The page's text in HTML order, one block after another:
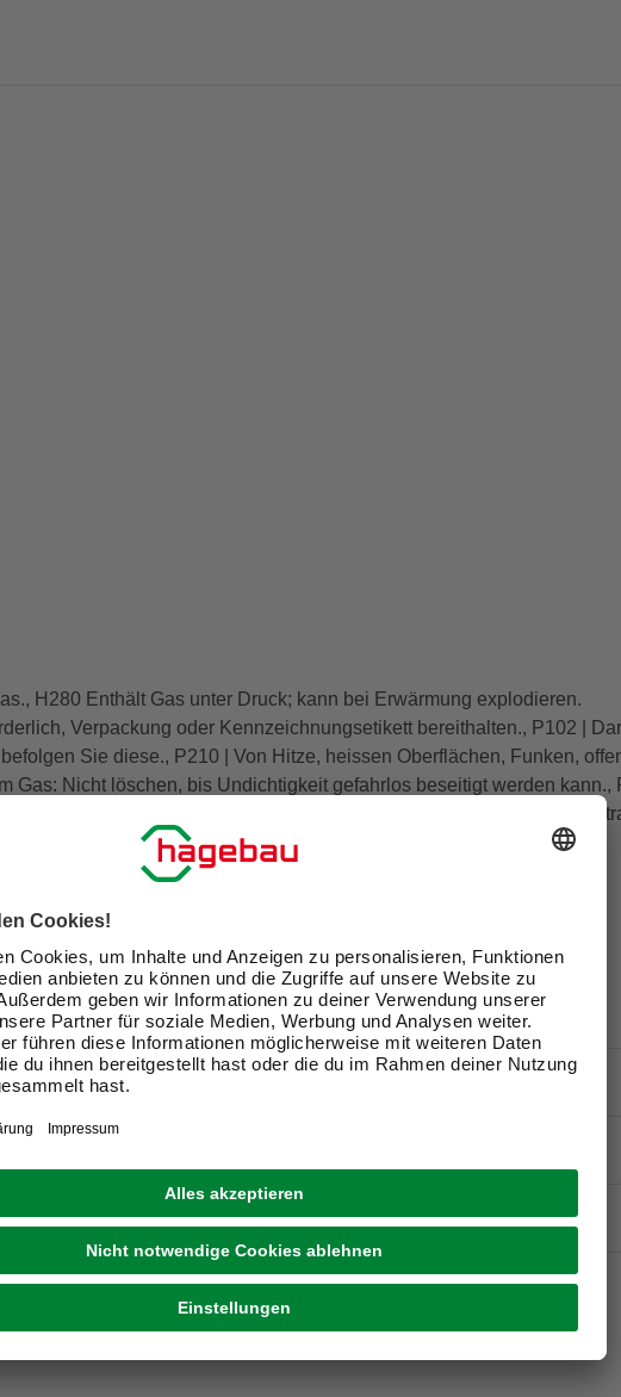
H280 Enthält Gas unter Druck; kann bei Erwärmung explodieren.
Verpackung oder Kennzeichnungsetikett bereithalten., P102 |
Sie diese., P210 | Von Hitze, heissen Oberflächen, Funken,
Gas: Nicht löschen, bis Undichtigkeit gefahrlos beseitigt werden
einem gut belüfteten Ort aufbewahren., P410+P412 | Vor